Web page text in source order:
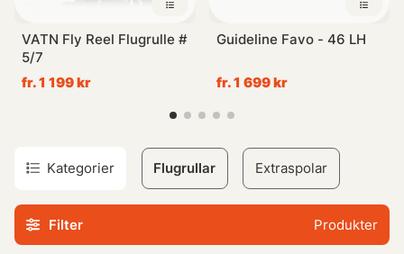
VATN Fly Reel Flugrulle #
5/7
fr. 1 199 kr
Guideline Favo - 46 LH
fr. 1 699 kr
Kategorier Flugrullar Extraspolar
Filter Produkter